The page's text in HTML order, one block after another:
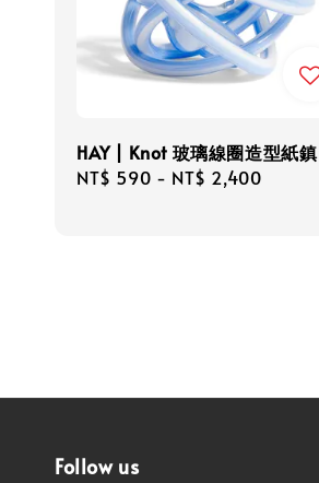
HAY | Knot 玻璃線圈造型紙鎮
Regular
NT$ 590 - NT$ 2,400
Follow us